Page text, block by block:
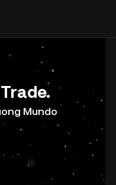
Mundo